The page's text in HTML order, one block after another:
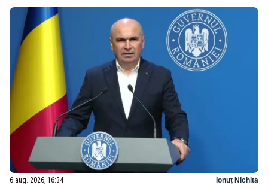
6 aug. 2026, 16:34 Ionuț Nichita